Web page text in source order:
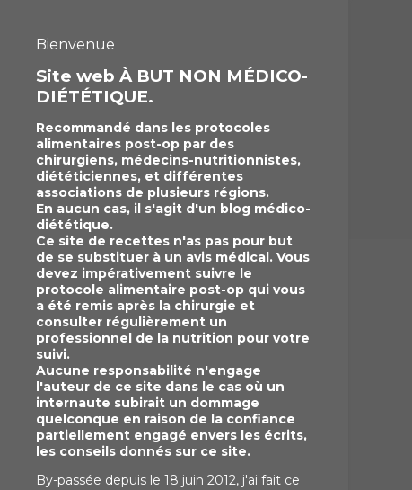
Bienvenue
Site web À BUT NON MÉDICO-
DIÉTÉTIQUE.
Recommandé dans les protocoles
alimentaires post-op par des
chirurgiens, médecins-nutritionnistes,
diététiciennes, et différentes
associations de plusieurs régions.
En aucun cas, il s'agit d'un blog médico-
diététique.
Ce site de recettes n'as pas pour but
de se substituer à un avis médical. Vous
devez impérativement suivre le
protocole alimentaire post-op qui vous
a été remis après la chirurgie et
consulter régulièrement un
professionnel de la nutrition pour votre
suivi.
Aucune responsabilité n'engage
l'auteur de ce site dans le cas où un
internaute subirait un dommage
quelconque en raison de la confiance
partiellement engagé envers les écrits,
les conseils donnés sur ce site.
By-passée depuis le 18 juin 2012, j'ai fait ce